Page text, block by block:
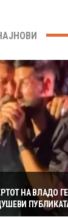
НА ВЛАДО